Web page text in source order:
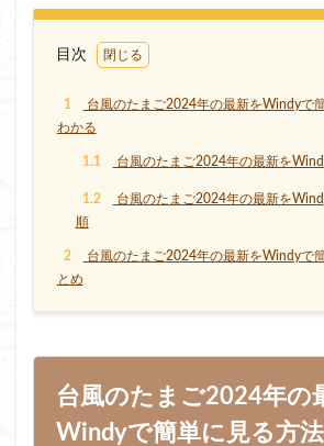
目次
1
台風のたまご2024年の最新をWindyで
わかる
1.1 台風のたまご2024年の最新を
1.2
台風のたまご2024年の最新を
順
2
台風のたまご2024年の最新をWindyで
とめ
台風のたまご2024年の
Windyで簡単に見る方